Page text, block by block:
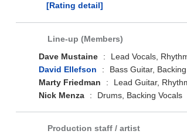
[Rating detail]
Line-up (Members)
Dave Mustaine
:
Lead Vocals,
David Ellefson
:
Bass Guitar,
Marty Friedman
:
Lead Guitar,
Nick Menza
: Drums, Backing Vocals
Production staff / artist